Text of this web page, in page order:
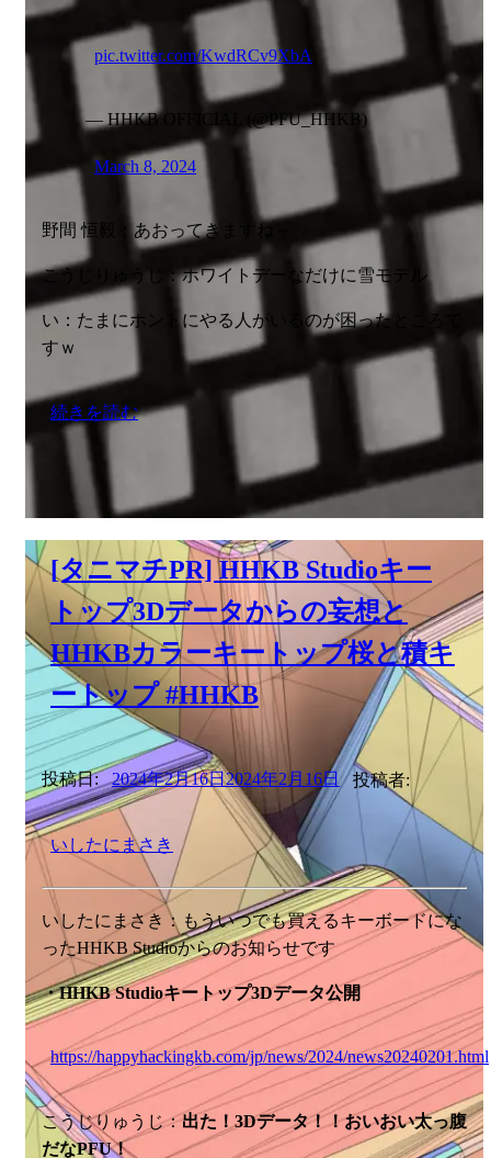
pic.twitter.com/KwdRCv9XbA
— HHKB OFFICIAL (@PFU_HHKB)
March 8, 2024
野間 恒毅：あおってきますね～
こうじりゅうじ：ホワイトデーなだけに雪モデル
い：たまにホントにやる人がいるのが困ったところで
すｗ
続きを読む
[タニマチPR] HHKB Studioキー
トップ3Dデータからの妄想と
HHKBカラーキートップ桜と積キ
ートップ #HHKB
投稿日: 2024年2月16日2024年2月16日 投稿者:
いしたにまさき
いしたにまさき：もういつでも買えるキーボードにな
ったHHKB Studioからのお知らせです
・HHKB Studioキートップ3Dデータ公開
https://happyhackingkb.com/jp/news/2024/news20240201.html
こうじりゅうじ：出た！3Dデータ！！おいおい太っ腹
だなPFU！